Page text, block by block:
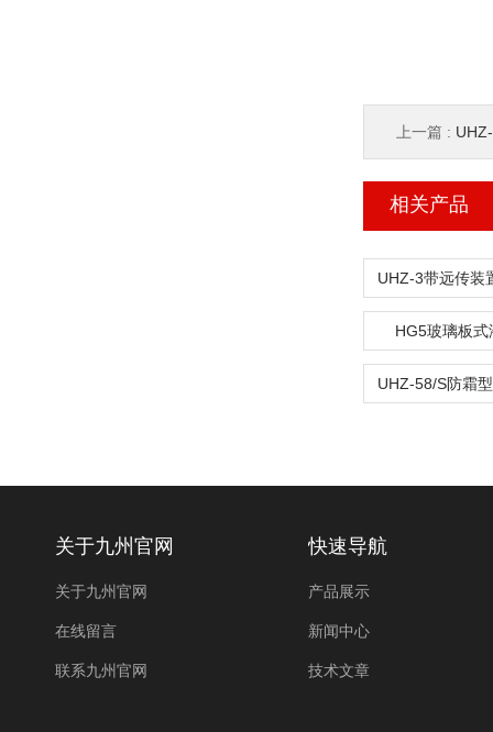
上一篇 :
相关产品
HG5玻璃板
关于九州官网
关于九州官网
在线留言
联系九州官网
快速导航
产品展示
新闻中心
技术文章